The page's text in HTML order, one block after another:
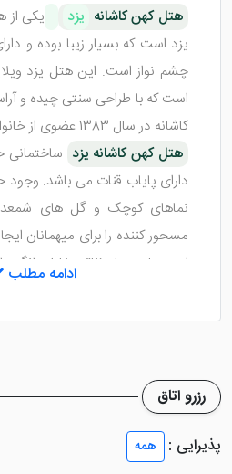
هتل کهن کاشانه یزد
یزد است که بسیار زیبا بوده و
است که با طراحی سنتی چیده و
کاشانه در سال 1383 عضوی از خانواده هتلداری در یزد شد.
هتل کهن کاشانه یزد ساختمانی
دارای پایاب قنات می باشد.
نماهای کوچک و گل های
مسحور کننده را برای میهمانان
این هتل یزد لحظاتی خاطره انگیز را
هتل کهن کاشانه یزد
هتل 2 ستاره کهن کاشانه یزد
اصیل، تلویزیون، میز آرایش،
چیده است. از دیگر امکانات داخل
ادامه مطلب
رزرو اتاق
پذیرایی :
همه